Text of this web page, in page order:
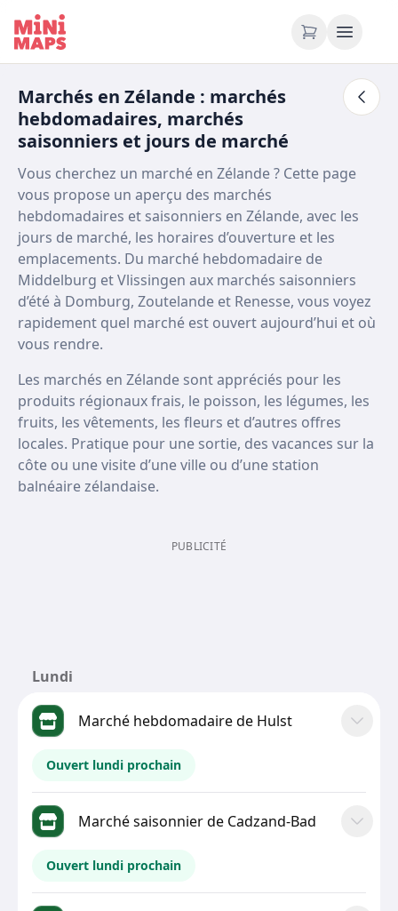
Aller au contenu
Marchés en Zélande : marchés
hebdomadaires, marchés
saisonniers et jours de marché
Vous cherchez un marché en Zélande ? Cette page
vous propose un aperçu des marchés
hebdomadaires et saisonniers en Zélande, avec les
jours de marché, les horaires d’ouverture et les
emplacements. Du marché hebdomadaire de
Middelburg et Vlissingen aux marchés saisonniers
d’été à Domburg, Zoutelande et Renesse, vous voyez
rapidement quel marché est ouvert aujourd’hui et où
vous rendre.
Les marchés en Zélande sont appréciés pour les
produits régionaux frais, le poisson, les légumes, les
fruits, les vêtements, les fleurs et d’autres offres
locales. Pratique pour une sortie, des vacances sur la
côte ou une visite d’une ville ou d’une station
balnéaire zélandaise.
PUBLICITÉ
Lundi
Marché hebdomadaire de Hulst
Ouvert lundi prochain
Marché saisonnier de Cadzand-Bad
Ouvert lundi prochain